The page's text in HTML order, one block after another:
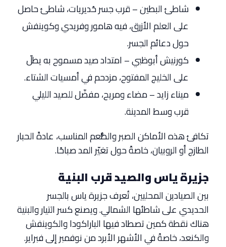
شاطئ البطين – قرب جسر حُديريات، شاطئ حاصل
على العلم الأزرق، فيه هامور وفريدي وكوينفش
حول دعائم الجسر.
كورنيش أبوظبي – امتداد صيد مسموح به يطلّ
على الخليج المفتوح، مزدحم في أمسيات الشتاء.
ميناء زايد – مضاء ومريح، مفضّل للصيد الليلي
قرب وسط المدينة.
تكافئ هذه الأماكن الصبر والطُّعم المناسب، عادةً الحبار
الطازج أو الروبيان، خاصةً حول تغيّر المد صباحًا.
جزيرة ياس والصيد قرب البنية
بين الصيادين المحليين، تُعرف جزيرة ياس بالجسر
الحديدي على شاطئها الشمالي. ويصنع كسر التيار والبنية
هناك نقطة كمين تصطاد فيها الباراكودا والكوينفش
والكنعد، خاصةً في الأشهر الأبرد من نوفمبر إلى فبراير.